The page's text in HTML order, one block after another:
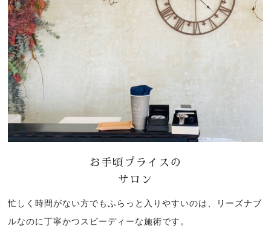
お手頃プライスの
サロン
忙しく時間がない方でもふらっと入りやすいのは、リーズナブ
ルなのに丁寧かつスピーディーな施術です。